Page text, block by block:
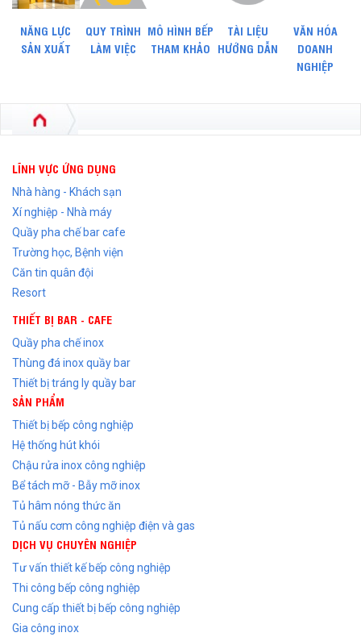
NĂNG LỰC
SẢN XUẤT
QUY TRÌNH
LÀM VIỆC
MÔ HÌNH BẾP
THAM KHẢO
TÀI LIỆU
HƯỚNG DẪN
VĂN HÓA
DOANH
NGHIỆP
LĨNH VỰC ỨNG DỤNG
Nhà hàng - Khách sạn
Xí nghiệp - Nhà máy
Quầy pha chế bar cafe
Trường học, Bệnh viện
Căn tin quân đội
Resort
THIẾT BỊ BAR - CAFE
Quầy pha chế inox
Thùng đá inox quầy bar
Thiết bị tráng ly quầy bar
SẢN PHẨM
Thiết bị bếp công nghiệp
Hệ thống hút khói
Chậu rửa inox công nghiệp
Bể tách mỡ - Bẫy mỡ inox
Tủ hâm nóng thức ăn
Tủ nấu cơm công nghiệp điện và gas
DỊCH VỤ CHUYÊN NGHIỆP
Tư vấn thiết kế bếp công nghiệp
Thi công bếp công nghiệp
Cung cấp thiết bị bếp công nghiệp
Gia công inox